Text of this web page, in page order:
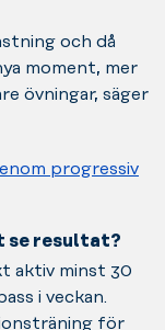
och då
moment, mer
övningar, säger
progressiv
se resultat?
aktiv minst 30
i veckan.
för